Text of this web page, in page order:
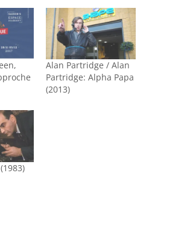
Alan Partridge / Alan
Partridge: Alpha Papa
(2013)